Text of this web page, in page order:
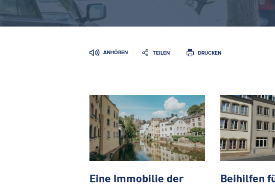
ANHÖREN TEILEN DRUCKEN
Eine Immobilie der
Beihilfen